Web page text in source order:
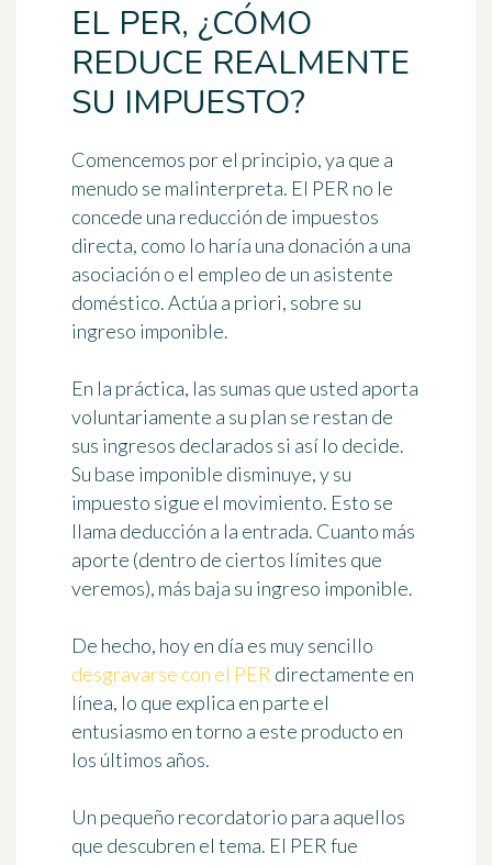
EL PER, ¿CÓMO
REDUCE REALMENTE
SU IMPUESTO?
Comencemos por el principio, ya que a
menudo se malinterpreta. El PER no le
concede una reducción de impuestos
directa, como lo haría una donación a una
asociación o el empleo de un asistente
doméstico. Actúa a priori, sobre su
ingreso imponible.
En la práctica, las sumas que usted aporta
voluntariamente a su plan se restan de
sus ingresos declarados si así lo decide.
Su base imponible disminuye, y su
impuesto sigue el movimiento. Esto se
llama deducción a la entrada. Cuanto más
aporte (dentro de ciertos límites que
veremos), más baja su ingreso imponible.
De hecho, hoy en día es muy sencillo
desgravarse con el PER directamente en
línea, lo que explica en parte el
entusiasmo en torno a este producto en
los últimos años.
Un pequeño recordatorio para aquellos
que descubren el tema. El PER fue